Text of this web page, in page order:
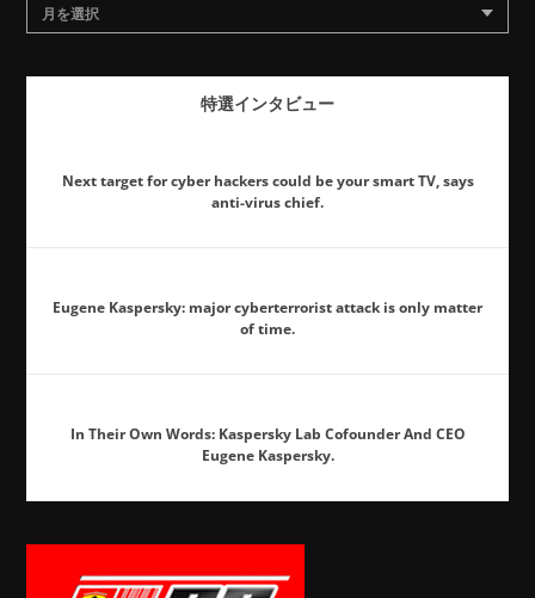
月を選択
特選インタビュー
Next target for cyber hackers could be your smart TV, says
anti-virus chief.
Eugene Kaspersky: major cyberterrorist attack is only matter
of time.
In Their Own Words: Kaspersky Lab Cofounder And CEO
Eugene Kaspersky.